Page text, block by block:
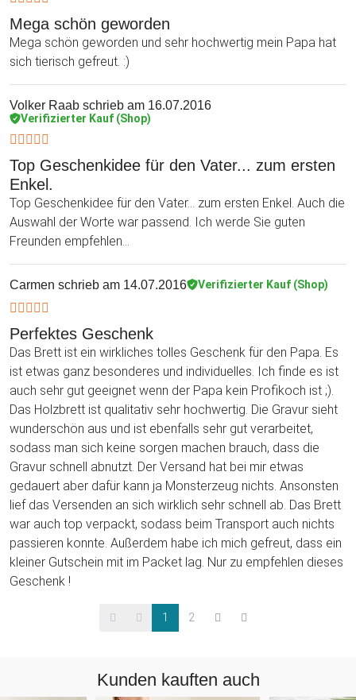
Mega schön geworden
Mega schön geworden und sehr hochwertig mein Papa hat
sich tierisch gefreut. :)
Volker Raab schrieb am 16.07.2016
Verifizierter Kauf (Shop)
Top Geschenkidee für den Vater... zum ersten
Enkel.
Top Geschenkidee für den Vater... zum ersten Enkel. Auch die
Auswahl der Worte war passend. Ich werde Sie guten
Freunden empfehlen...
Carmen schrieb am 14.07.2016 Verifizierter Kauf (Shop)
Perfektes Geschenk
Das Brett ist ein wirkliches tolles Geschenk für den Papa. Es
ist etwas ganz besonderes und individuelles. Ich finde es ist
auch sehr gut geeignet wenn der Papa kein Profikoch ist ;).
Das Holzbrett ist qualitativ sehr hochwertig. Die Gravur sieht
wunderschön aus und ist ebenfalls sehr gut verarbeitet,
sodass man sich keine sorgen machen brauch, dass die
Gravur schnell abnutzt. Der Versand hat bei mir etwas
gedauert aber dafür kann ja Monsterzeug nichts. Ansonsten
lief das Versenden an sich wirklich sehr schnell ab. Das Brett
war auch top verpackt, sodass beim Transport auch nichts
passieren konnte. Außerdem habe ich mich gefreut, dass ein
kleiner Gutschein mit im Packet lag. Nur zu empfehlen dieses
Geschenk !
1 2
Kunden kauften auch